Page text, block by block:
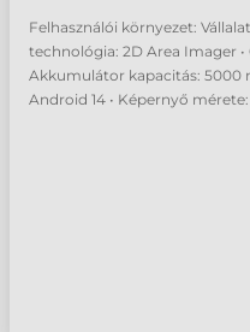
Felhasználói környezet:
technológia: 2D Area Imager •
Akkumulátor kapacitás: 5000
Android 14 • Képernyő mérete: